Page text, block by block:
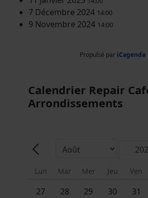
7 Décembre 2024 14:00
9 Novembre 2024 14:00
Propulsé par iCagenda
Calendrier Repair
Arrondissements
Précédent - Mois
Lun Mar Mer Jeu Ven
27 28 29 30
Un 31